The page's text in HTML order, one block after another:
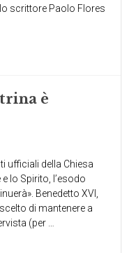
scrittore Paolo Flores
è
ufficiali della Chiesa
lo Spirito, l’esodo
Benedetto XVI,
di mantenere a
(per …